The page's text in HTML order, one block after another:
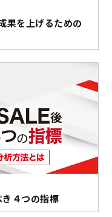
果を上げるための
４つの指標